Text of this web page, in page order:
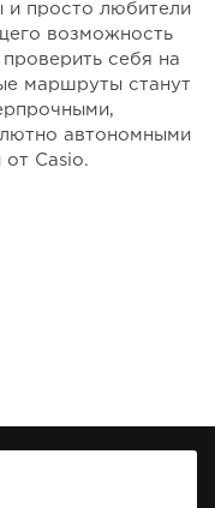
и просто любители
возможность
себя на
маршруты станут
автономными
Casio.